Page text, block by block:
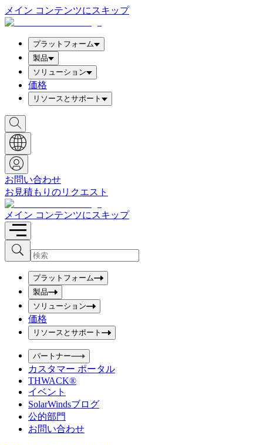
メイン コンテンツにスキップ
プラットフォーム
製品
ソリューション
価格
リソースとサポート
検
索
ボ
ッ
ク
ス
を
表
示
お問い合わせ
お見積もりのリクエスト
メイン コンテンツにスキップ
検
索
検
索
ボ
ッ
ク
ス
を
入
プラットフォーム
製品
ソリューション
価格
リソースとサポート
パートナー
カスタマー ポータル
THWACK®
イベント
SolarWindsブログ
公的部門
お問い合わせ